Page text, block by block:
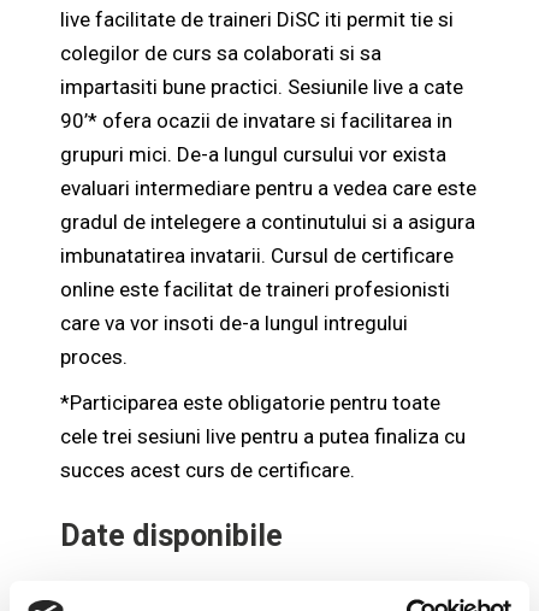
live facilitate de traineri DiSC iti permit tie si
colegilor de curs sa colaborati si sa
impartasiti bune practici. Sesiunile live a cate
90’* ofera ocazii de invatare si facilitarea in
grupuri mici. De-a lungul cursului vor exista
evaluari intermediare pentru a vedea care este
gradul de intelegere a continutului si a asigura
imbunatatirea invatarii. Cursul de certificare
online este facilitat de traineri profesionisti
care va vor insoti de-a lungul intregului
proces.
*Participarea este obligatorie pentru toate
cele trei sesiuni live pentru a putea finaliza cu
succes acest curs de certificare.
Date disponibile